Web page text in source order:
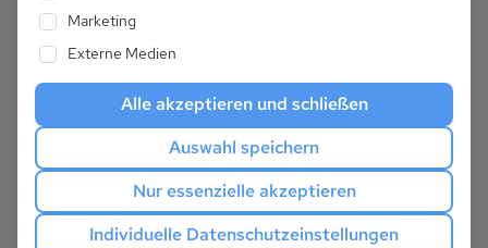
Marketing
Externe Medien
Alle akzeptieren und schließen
Auswahl speichern
Nur essenzielle akzeptieren
Individuelle Datenschutzeinstellungen